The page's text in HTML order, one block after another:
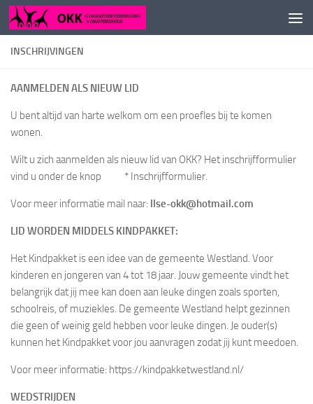
Doorgaan naar inhoud
INSCHRIJVINGEN
AANMELDEN ALS NIEUW LID
U bent altijd van harte welkom om een proefles bij te komen
wonen.
Wilt u zich aanmelden als nieuw lid van OKK? Het inschrijfformulier
vind u onder de knop * Inschrijfformulier.
Voor meer informatie mail naar: Ilse-okk@hotmail.com
LID WORDEN MIDDELS KINDPAKKET:
Het Kindpakket is een idee van de gemeente Westland. Voor
kinderen en jongeren van 4 tot 18 jaar. Jouw gemeente vindt het
belangrijk dat jij mee kan doen aan leuke dingen zoals sporten,
schoolreis, of muziekles. De gemeente Westland helpt gezinnen
die geen of weinig geld hebben voor leuke dingen. Je ouder(s)
kunnen het Kindpakket voor jou aanvragen zodat jij kunt meedoen.
Voor meer informatie: https://kindpakketwestland.nl/
WEDSTRIJDEN